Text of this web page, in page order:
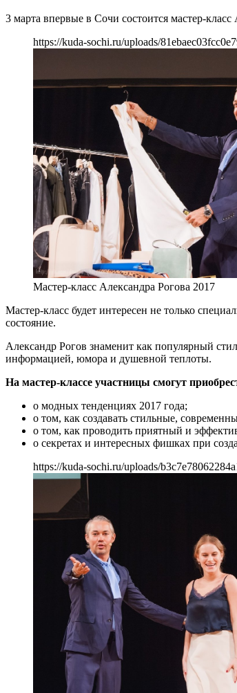
3 марта впервые в Сочи состоится мастер-
https://kuda-sochi.ru/uploads/
Мастер-класс Александра Рогова 2017
Мастер-класс будет интересен не только
состояние.
Александр Рогов знаменит как популярный
информацией, юмора и душевной теплоты.
На мастер-классе участницы смогут
о модных тенденциях 2017 года;
о том, как создавать стильные,
о том, как проводить приятный и
о секретах и интересных фишках при
https://kuda-sochi.ru/uploads/